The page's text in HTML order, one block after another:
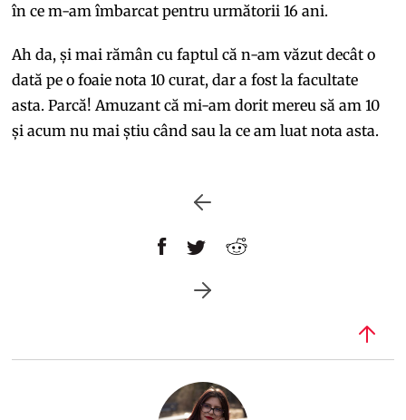
în ce m-am îmbarcat pentru următorii 16 ani.
Ah da, și mai rămân cu faptul că n-am văzut decât o
dată pe o foaie nota 10 curat, dar a fost la facultate
asta. Parcă! Amuzant că mi-am dorit mereu să am 10
și acum nu mai știu când sau la ce am luat nota asta.